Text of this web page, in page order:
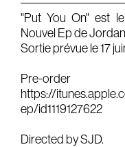
Recording
Mixing
Mastering
Producing
Artists
"Put You On" est
Nouvel Ep de
Sortie prévue le 17
Pre-
https://
ep/id1119127622
Directed by SJD.